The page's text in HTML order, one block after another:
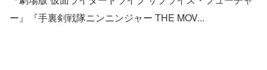
ー』『手裏剣戦隊ニンニンジャー THE MOV...